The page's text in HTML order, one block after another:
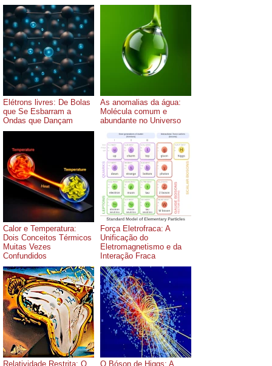
Elétrons livres: De Bolas
que Se Esbarram a
Ondas que Dançam
As anomalias da água:
Molécula comum e
abundante no Universo
Calor e Temperatura:
Dois Conceitos Térmicos
Muitas Vezes
Confundidos
Força Eletrofraca: A
Unificação do
Eletromagnetismo e da
Interação Fraca
Relatividade Restrita: O O Bóson de Higgs: A